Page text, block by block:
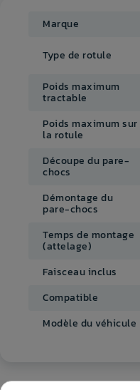
Marque
Type de rotule
Poids maximum
tractable
Poids maximum sur
la rotule
Découpe du pare-
chocs
Démontage du
pare-chocs
Temps de montage
(attelage)
Faisceau inclus
Compatible
Modèle du véhicule